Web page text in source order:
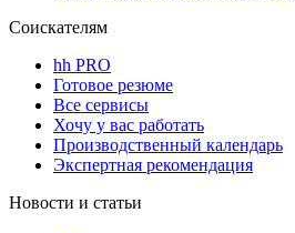
Соискателям
hh PRO
Готовое резюме
Все сервисы
Хочу у вас работать
Производственный календарь
Экспертная рекомендация
Новости и статьи